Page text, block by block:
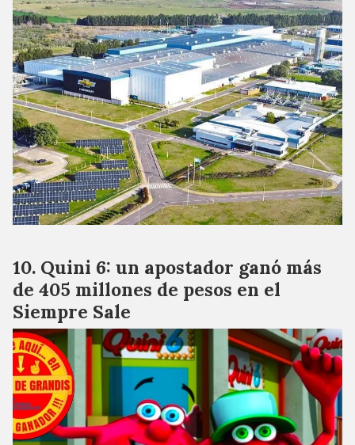
Quini 6: un apostador ganó más
de 405 millones de pesos en el
Siempre Sale